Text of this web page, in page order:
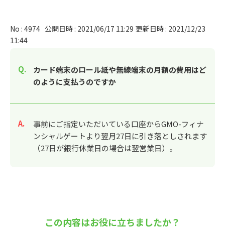
No : 4974 公開日時 : 2021/06/17 11:29 更新日時 : 2021/12/23
11:44
カード端末のロール紙や無線端末の月額の費用はど
のように支払うのですか
回答
事前にご指定いただいている口座からGMO-フィナ
ンシャルゲートより翌月27日に引き落としされます
（27日が銀行休業日の場合は翌営業日）。
この内容はお役に立ちましたか？